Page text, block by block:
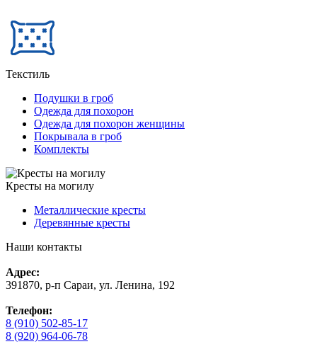
Текстиль
Подушки в гроб
Одежда для похорон
Одежда для похорон женщины
Покрывала в гроб
Комплекты
Кресты на могилу
Металлические кресты
Деревянные кресты
Наши контакты
Адрес:
391870, р-п Сараи, ул. Ленина, 192
Телефон:
8 (910) 502-85-17
8 (920) 964-06-78